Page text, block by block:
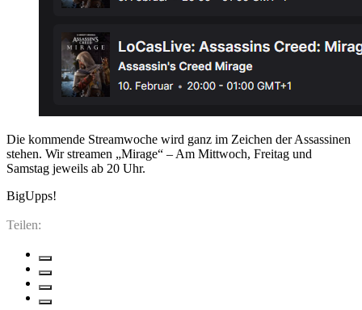
Die kommende Streamwoche wird ganz im Zeichen der Assassinen
stehen. Wir streamen „Mirage“ – Am Mittwoch, Freitag und
Samstag jeweils ab 20 Uhr.
BigUpps!
Teilen: